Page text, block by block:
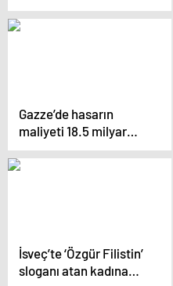
yankı uyandırdı: Yeni
dönem başladı
Gazze’de hasarın
maliyeti 18.5 milyar
dolar
İsveç’te ‘Özgür Filistin’
sloganı atan kadına